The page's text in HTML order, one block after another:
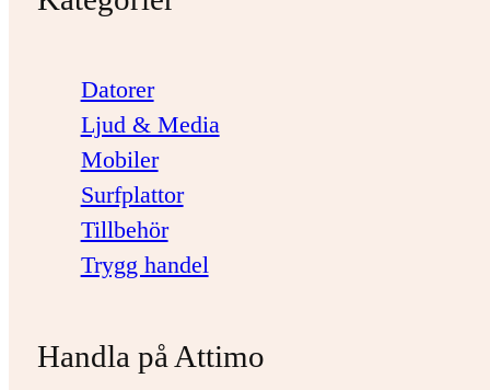
Datorer
Ljud & Media
Mobiler
Surfplattor
Tillbehör
Trygg handel
Handla på Attimo